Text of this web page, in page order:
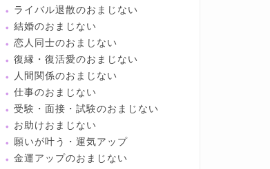
ライバル退散のおまじない
結婚のおまじない
恋人同士のおまじない
復縁・復活愛のおまじない
人間関係のおまじない
仕事のおまじない
受験・面接・試験のおまじない
お助けおまじない
願いが叶う・運気アップ
金運アップのおまじない